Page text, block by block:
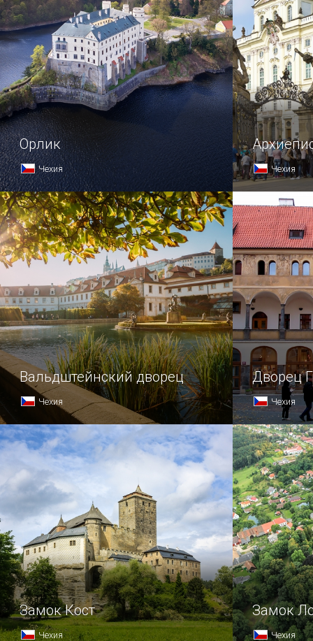
Орлик
Чехия Чехия
Вальдштейнский дворец
Чехия
Дворец
Чехия
Замок Кост
Чехия
Замок
Чехия